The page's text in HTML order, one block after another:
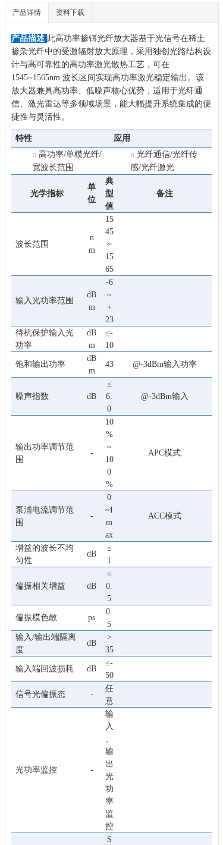
产品详情 资料下载
产品描述 此高功率掺铒光纤放大器基于光信号在稀土
掺杂光纤中的受激辐射放大原理，采用独创光路结构设
计与高可靠性的高功率激光散热工艺，可在
1545~1565nm 波长区间实现高功率激光稳定输出。该
放大器兼具高功率、低噪声核心优势，适用于光纤通
信、激光雷达等多领域场景，能大幅提升系统集成的便
捷性与灵活性。
特性
应用
n 高功率/单模光纤/
宽波长范围
n 光纤通信/光纤传
感/光纤激光
光学指标
单
位
典
型
值
备注
波长范围
n
m
15
45
~
15
65
输入光功率范围
dB
m
-6
~
+
23
待机保护输入光
功率
dB
m
≤-
10
饱和输出功率
dB
m
43 @-3dBm输入功率
噪声指数 dB
≤
6.
0
@-3dBm输入
输出功率调节范
围
-
10
%
~
10
0
%
APC模式
泵浦电流调节范
围
-
0
~I
m
ax
ACC模式
增益的波长不均
匀性
dB
≤
1
偏振相关增益 dB
≤
0.
5
偏振模色散 ps
0.
5
输入/输出端隔离
度
dB
>
35
输入端回波损耗 dB
≤-
50
信号光偏振态 -
任
意
光功率监控 -
输
入
、
输
出
光
功
率
监
控
S